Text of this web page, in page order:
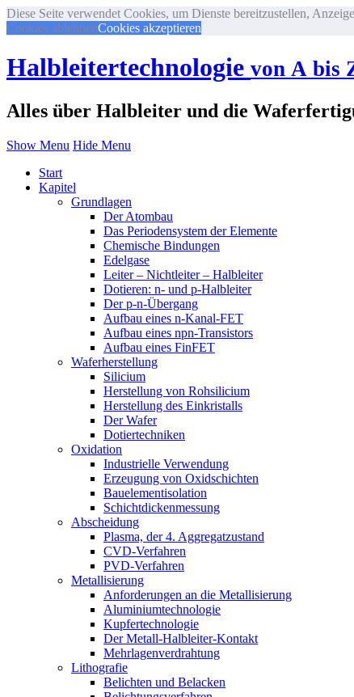
Diese Seite verwendet Cookies, um Dienste bereitzustellen,
Cookies ablehnenCookies akzeptieren
Halbleitertechnologie von A bis
Alles über Halbleiter und die
Show Menu Hide Menu
Start
Kapitel
Grundlagen
Der Atombau
Das Periodensystem der Elemente
Chemische Bindungen
Edelgase
Leiter – Nichtleiter – Halbleiter
Dotieren: n- und p-Halbleiter
Der p-n-Übergang
Aufbau eines n-Kanal-FET
Aufbau eines npn-Transistors
Aufbau eines FinFET
Waferherstellung
Silicium
Herstellung von Rohsilicium
Herstellung des Einkristalls
Der Wafer
Dotiertechniken
Oxidation
Industrielle Verwendung
Erzeugung von Oxidschichten
Bauelementisolation
Schichtdickenmessung
Abscheidung
Plasma, der 4. Aggregatzustand
CVD-Verfahren
PVD-Verfahren
Metallisierung
Anforderungen an die Metallisierung
Aluminiumtechnologie
Kupfertechnologie
Der Metall-Halbleiter-Kontakt
Mehrlagenverdrahtung
Lithografie
Belichten und Belacken